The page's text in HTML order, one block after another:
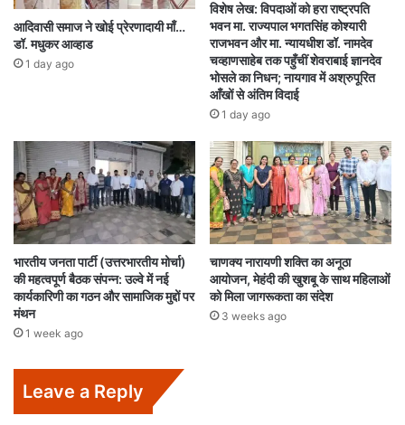
आदिवासी समाज ने खोई प्रेरणादायी माँ…
डॉ. मधुकर आव्हाड
1 day ago
विशेष लेख: विपदाओं को हरा राष्ट्रपति
भवन मा. राज्यपाल भगतसिंह कोश्यारी
राजभवन और मा. न्यायधीश डॉ. नामदेव
चव्हाणसाहेब तक पहुँचीं शेवराबाई ज्ञानदेव
भोसले का निधन; नायगाव में अश्रुपूरित
आँखों से अंतिम विदाई
1 day ago
भारतीय जनता पार्टी (उत्तरभारतीय मोर्चा)
की महत्वपूर्ण बैठक संपन्न: उल्वे में नई
कार्यकारिणी का गठन और सामाजिक मुद्दों पर
मंथन
1 week ago
चाणक्य नारायणी शक्ति का अनूठा
आयोजन, मेहंदी की खुशबू के साथ महिलाओं
को मिला जागरूकता का संदेश
3 weeks ago
Leave a Reply